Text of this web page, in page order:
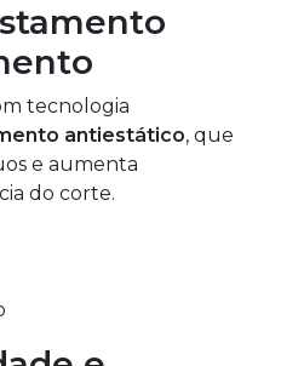
tecnologia
antiestático, que
e aumenta
do corte.